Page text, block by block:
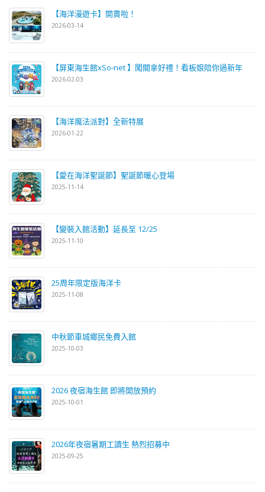
【海洋漫遊卡】開賣啦！
2026-03-14
【屏東海生館xSo-net 】闖關拿好禮！看板娘陪你過新年
2026-02-03
【海洋魔法派對】全新特展
2026-01-22
【愛在海洋聖誕節】聖誕節暖心登場
2025-11-14
【變裝入館活動】延長至 12/25
2025-11-10
25周年限定版海洋卡
2025-11-08
中秋節車城鄉民免費入館
2025-10-03
2026 夜宿海生館 即將開放預約
2025-10-01
2026年夜宿暑期工讀生 熱烈招募中
2025-09-25